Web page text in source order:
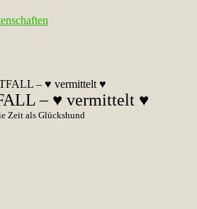
– ♥ vermittelt ♥
– ♥ vermittelt ♥
Zeit als Glückshund